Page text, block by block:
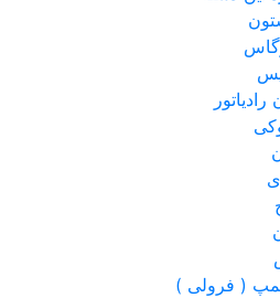
رادیاتور
تمپ ( فرولی )